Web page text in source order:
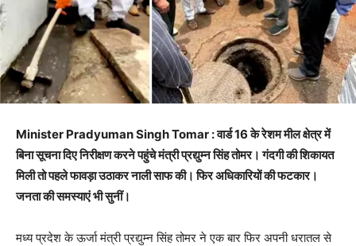
Minister Pradyuman Singh Tomar : वार्ड 16 के रेशम मील क्षेत्र में
बिना सूचना दिए निरीक्षण करने पहुंचे मंत्री प्रद्युम्न सिंह तोमर। गंदगी की शिकायत
मिली तो पहले फावड़ा उठाकर नाली साफ की। फिर अधिकारियों की फटकार।
जनता की समस्याएं भी सुनीं।
मध्य प्रदेश के ऊर्जा मंत्री प्रद्युम्न सिंह तोमर ने एक बार फिर अपनी धरातल से